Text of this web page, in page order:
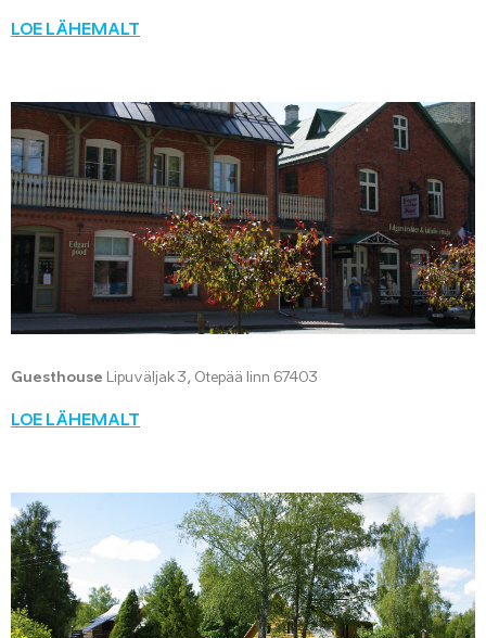
LOE LÄHEMALT
Guesthouse Lipuväljak 3, Otepää linn 67403
LOE LÄHEMALT